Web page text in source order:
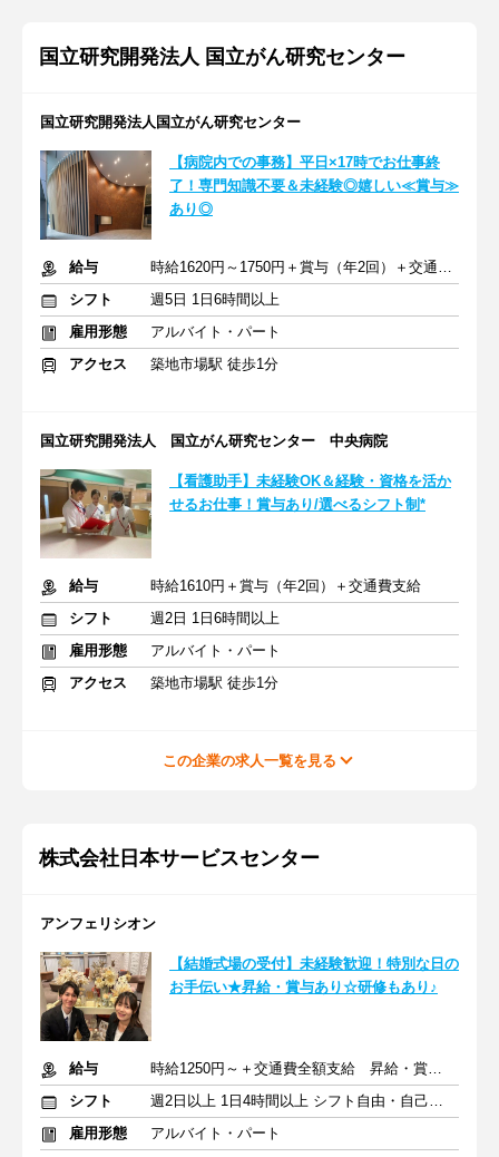
国立研究開発法人 国立がん研究センター
国立研究開発法人国立がん研究センター
【病院内での事務】平日×17時でお仕事終
了！専門知識不要＆未経験◎嬉しい≪賞与≫
あり◎
給与
時給1620円～1750円＋賞与（年2回）＋交通費支給
シフト
週5日 1日6時間以上
雇用形態
アルバイト・パート
アクセス
築地市場駅 徒歩1分
国立研究開発法人 国立がん研究センター 中央病院
【看護助手】未経験OK＆経験・資格を活か
せるお仕事！賞与あり/選べるシフト制*
給与
時給1610円＋賞与（年2回）＋交通費支給
シフト
週2日 1日6時間以上
雇用形態
アルバイト・パート
アクセス
築地市場駅 徒歩1分
この企業の求人一覧を見る
株式会社日本サービスセンター
アンフェリシオン
【結婚式場の受付】未経験歓迎！特別な日の
お手伝い★昇給・賞与あり☆研修もあり♪
給与
時給1250円～＋交通費全額支給 昇給・賞与あり
シフト
週2日以上 1日4時間以上 シフト自由・自己申告
雇用形態
アルバイト・パート